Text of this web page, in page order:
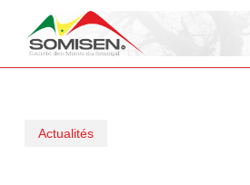
Actualités